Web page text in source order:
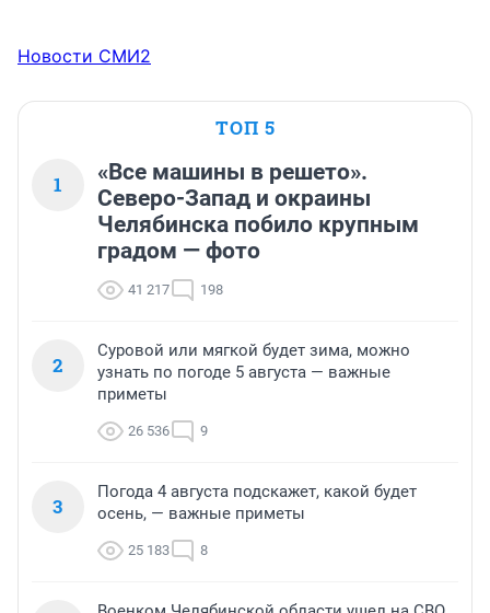
Новости СМИ2
ТОП 5
1
«Все машины в решето».
Северо-Запад и окраины
Челябинска побило крупным
градом — фото
41 217 198
2
Суровой или мягкой будет зима, можно
узнать по погоде 5 августа — важные
приметы
26 536 9
3
Погода 4 августа подскажет, какой будет
осень, — важные приметы
25 183 8